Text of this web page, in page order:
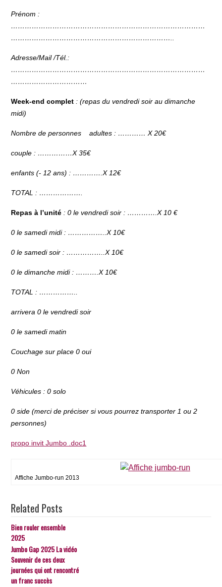
Prénom :
…………………………………………………………………………
……………………………………………………………..
Adresse/Mail /Tél.:
…………………………………………………………………………
……………………………
Week-end complet : (repas du vendredi soir au dimanche
midi)
Nombre de personnes adultes : ………… X 20€
couple : ……………X 35€
enfants (- 12 ans) : ………….X 12€
TOTAL : ……………….
Repas à l’unité :0le vendredi soir : ………….X 10 €
0le samedi midi : ……………..X 10€
0le samedi soir : ……………..X 10€
0 le dimanche midi : ……….X 10€
TOTAL : ……………..
arrivera0 le vendredi soir
0le samedi matin
Couchage sur place0 oui
0Non
Véhicules :0 solo
0 side (merci de préciser si vous pourrez transporter 1 ou 2
personnes)
propo invit Jumbo .doc1
Affiche Jumbo-run 2013
Related Posts
Bien rouler ensemble
2025
Jumbo Gap 2025 La vidéo
Souvenir de ces deux
journées qui ont rencontré
un franc succès